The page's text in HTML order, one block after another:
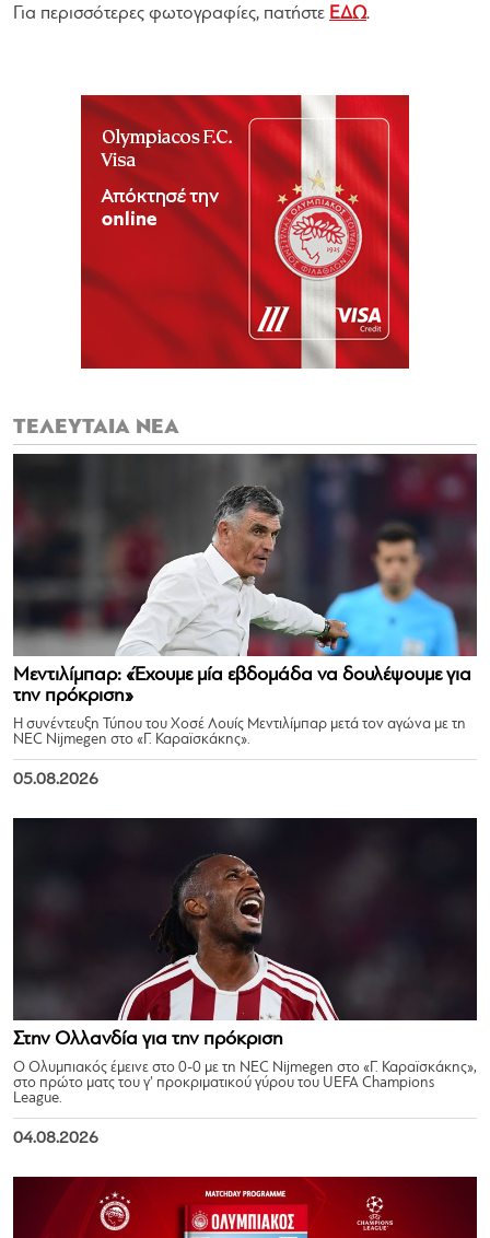
Για περισσότερες φωτογραφίες, πατήστε ΕΔΩ.
ΤΕΛΕΥΤΑΙΑ ΝΕΑ
Μεντιλίμπαρ: «Έχουμε μία εβδομάδα να δουλέψουμε για
την πρόκριση»
Η συνέντευξη Τύπου του Χοσέ Λουίς Μεντιλίμπαρ μετά τον αγώνα με τη
NEC Nijmegen στο «Γ. Καραϊσκάκης».
05.08.2026
Στην Ολλανδία για την πρόκριση
Ο Ολυμπιακός έμεινε στο 0-0 με τη NEC Nijmegen στο «Γ. Καραϊσκάκης»,
στο πρώτο ματς του γ’ προκριματικού γύρου του UEFA Champions
League.
04.08.2026